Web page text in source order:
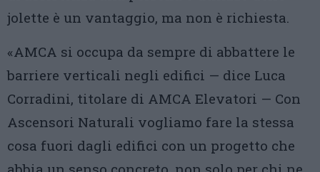
jolette è un vantaggio, ma non è richiesta.
«AMCA si occupa da sempre di abbattere le
barriere verticali negli edifici — dice Luca
Corradini, titolare di AMCA Elevatori — Con
Ascensori Naturali vogliamo fare la stessa
cosa fuori dagli edifici con un progetto che